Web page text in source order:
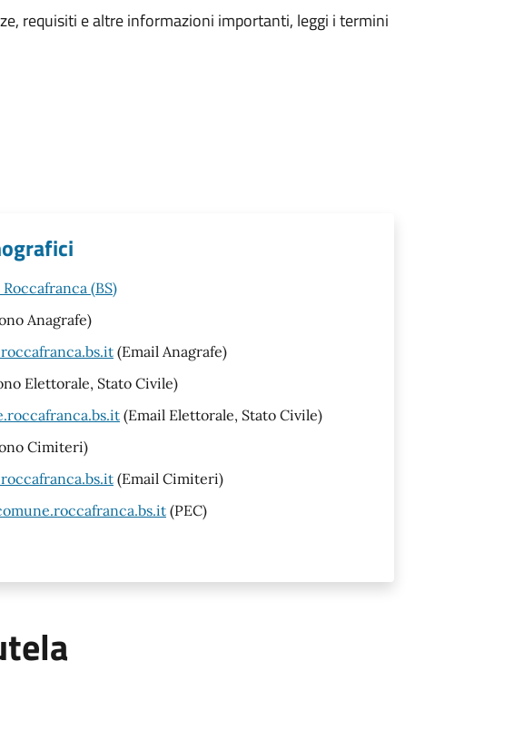
requisiti e altre informazioni importanti, leggi i termini
(BS)
Anagrafe)
(Email Anagrafe)
Elettorale, Stato Civile)
(Email Elettorale, Stato Civile)
Cimiteri)
(Email Cimiteri)
(PEC)